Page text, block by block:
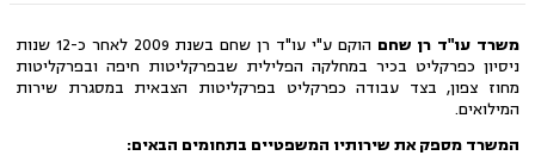
משרד עו"ד רן שחם
הוקם ע"י עו"ד רן שחם בשנת 2009 לאחר כ-12 שנות
ניסיון כפרקליט בכיר במחלקה הפלילית שבפרקליטות חיפה ובפרקליטות
מחוז צפון, בצד עבודה כפרקליט בפרקליטות הצבאית במסגרת שירות
המילואים.
המשרד מספק את שירותיו המשפטיים בתחומים הבאים: